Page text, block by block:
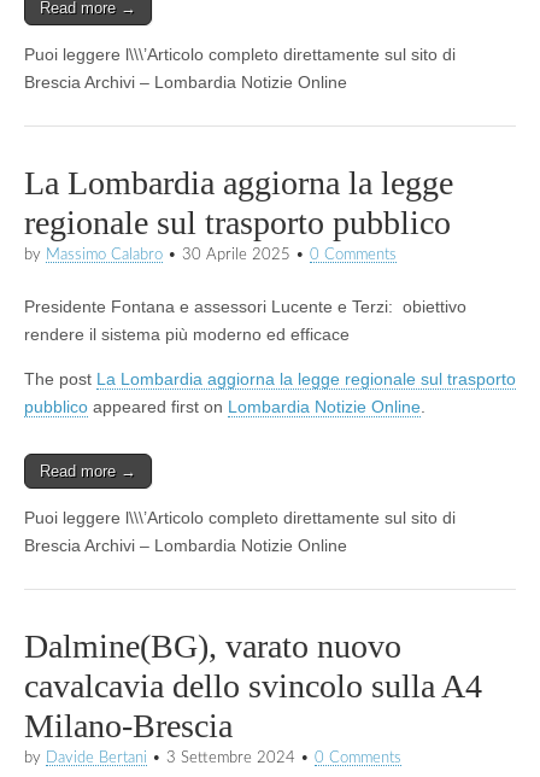
Read more →
Puoi leggere l\\\’Articolo completo direttamente sul sito di
Brescia Archivi – Lombardia Notizie Online
La Lombardia aggiorna la legge
regionale sul trasporto pubblico
by Massimo Calabro • 30 Aprile 2025 • 0 Comments
Presidente Fontana e assessori Lucente e Terzi: obiettivo
rendere il sistema più moderno ed efficace
The post La Lombardia aggiorna la legge regionale sul trasporto
pubblico appeared first on Lombardia Notizie Online
Read more →
Puoi leggere l\\\’Articolo completo direttamente sul sito di
Brescia Archivi – Lombardia Notizie Online
Dalmine(BG), varato nuovo
cavalcavia dello svincolo sulla A4
Milano-Brescia
by Davide Bertani • 3 Settembre 2024 • 0 Comments